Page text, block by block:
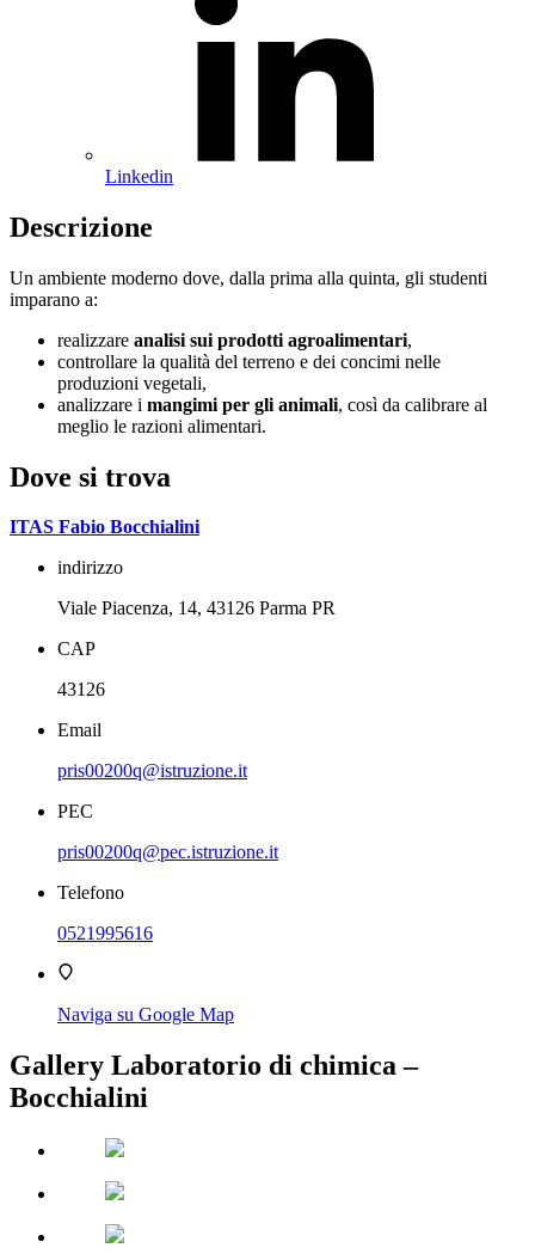
Linkedin
Descrizione
Un ambiente moderno dove, dalla prima alla quinta, gli studenti
imparano a:
realizzare analisi sui prodotti agroalimentari,
controllare la qualità del terreno e dei concimi nelle
produzioni vegetali,
analizzare i mangimi per gli animali, così da calibrare al
meglio le razioni alimentari.
Dove si trova
ITAS Fabio Bocchialini
indirizzo
Viale Piacenza, 14, 43126 Parma PR
CAP
43126
Email
pris00200q@istruzione.it
PEC
pris00200q@pec.istruzione.it
Telefono
0521995616
Naviga su Google Map
Gallery Laboratorio di chimica –
Bocchialini